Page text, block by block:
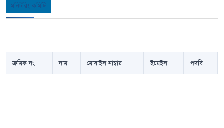
মনিটরিং কমিটি
ক্রমিক নং নাম মোবাইল নাম্বার ইমেইল পদবি